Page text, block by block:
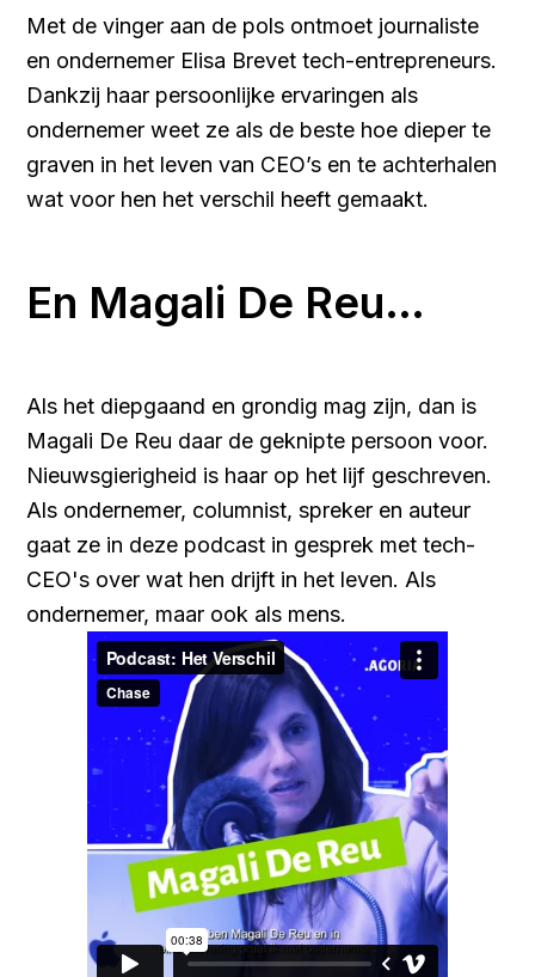
Met de vinger aan de pols ontmoet journaliste
en ondernemer Elisa Brevet tech-entrepreneurs.
Dankzij haar persoonlijke ervaringen als
ondernemer weet ze als de beste hoe dieper te
graven in het leven van CEO’s en te achterhalen
wat voor hen het verschil heeft gemaakt.
En Magali De Reu…
Als het diepgaand en grondig mag zijn, dan is
Magali De Reu daar de geknipte persoon voor.
Nieuwsgierigheid is haar op het lijf geschreven.
Als ondernemer, columnist, spreker en auteur
gaat ze in deze podcast in gesprek met tech-
CEO's over wat hen drijft in het leven. Als
ondernemer, maar ook als mens.